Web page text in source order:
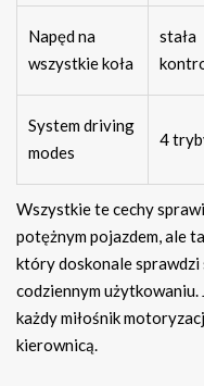
Napęd na
wszystkie koła
stała
System driving
modes
4
Wszystkie te cechy
potężnym pojazdem, ale
który doskonale sprawdzi
codziennym
każdy miłośnik
kierownicą.